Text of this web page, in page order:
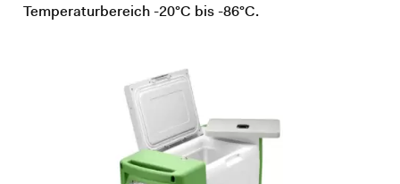
Temperaturbereich -20°C bis -86°C.